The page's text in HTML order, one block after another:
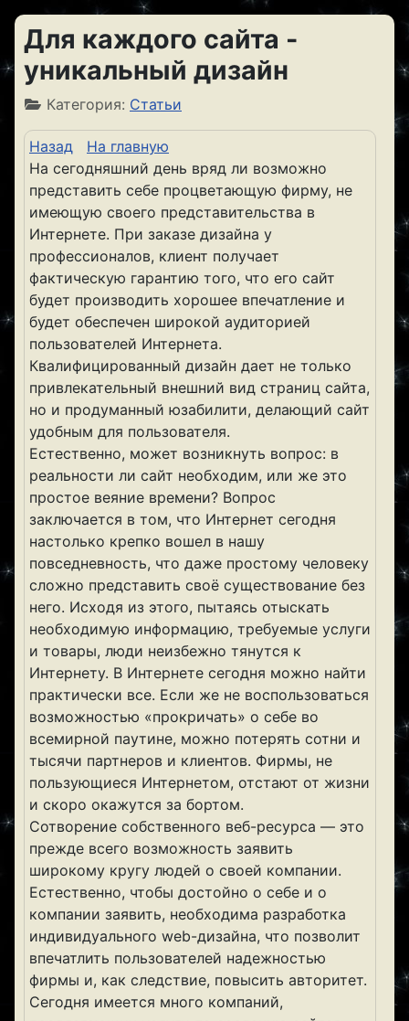
Для каждого сайта -
уникальный дизайн
Категория: Статьи
Назад
На главную
На сегодняшний день вряд ли возможно
представить себе процветающую фирму, не
имеющую своего представительства в
Интернете. При заказе дизайна у
профессионалов, клиент получает
фактическую гарантию того, что его сайт
будет производить хорошее впечатление и
будет обеспечен широкой аудиторией
пользователей Интернета.
Квалифицированный дизайн дает не только
привлекательный внешний вид страниц сайта,
но и продуманный юзабилити, делающий сайт
удобным для пользователя.
Естественно, может возникнуть вопрос: в
реальности ли сайт необходим, или же это
простое веяние времени? Вопрос
заключается в том, что Интернет сегодня
настолько крепко вошел в нашу
повседневность, что даже простому человеку
сложно представить своё существование без
него. Исходя из этого, пытаясь отыскать
необходимую информацию, требуемые услуги
и товары, люди неизбежно тянутся к
Интернету. В Интернете сегодня можно найти
практически все. Если же не воспользоваться
возможностью «прокричать» о себе во
всемирной паутине, можно потерять сотни и
тысячи партнеров и клиентов. Фирмы, не
пользующиеся Интернетом, отстают от жизни
и скоро окажутся за бортом.
Сотворение собственного веб-ресурса — это
прежде всего возможность заявить
широкому кругу людей о своей компании.
Естественно, чтобы достойно о себе и о
компании заявить, необходима разработка
индивидуального web-дизайна, что позволит
впечатлить пользователей надежностью
фирмы и, как следствие, повысить авторитет.
Сегодня имеется много компаний,